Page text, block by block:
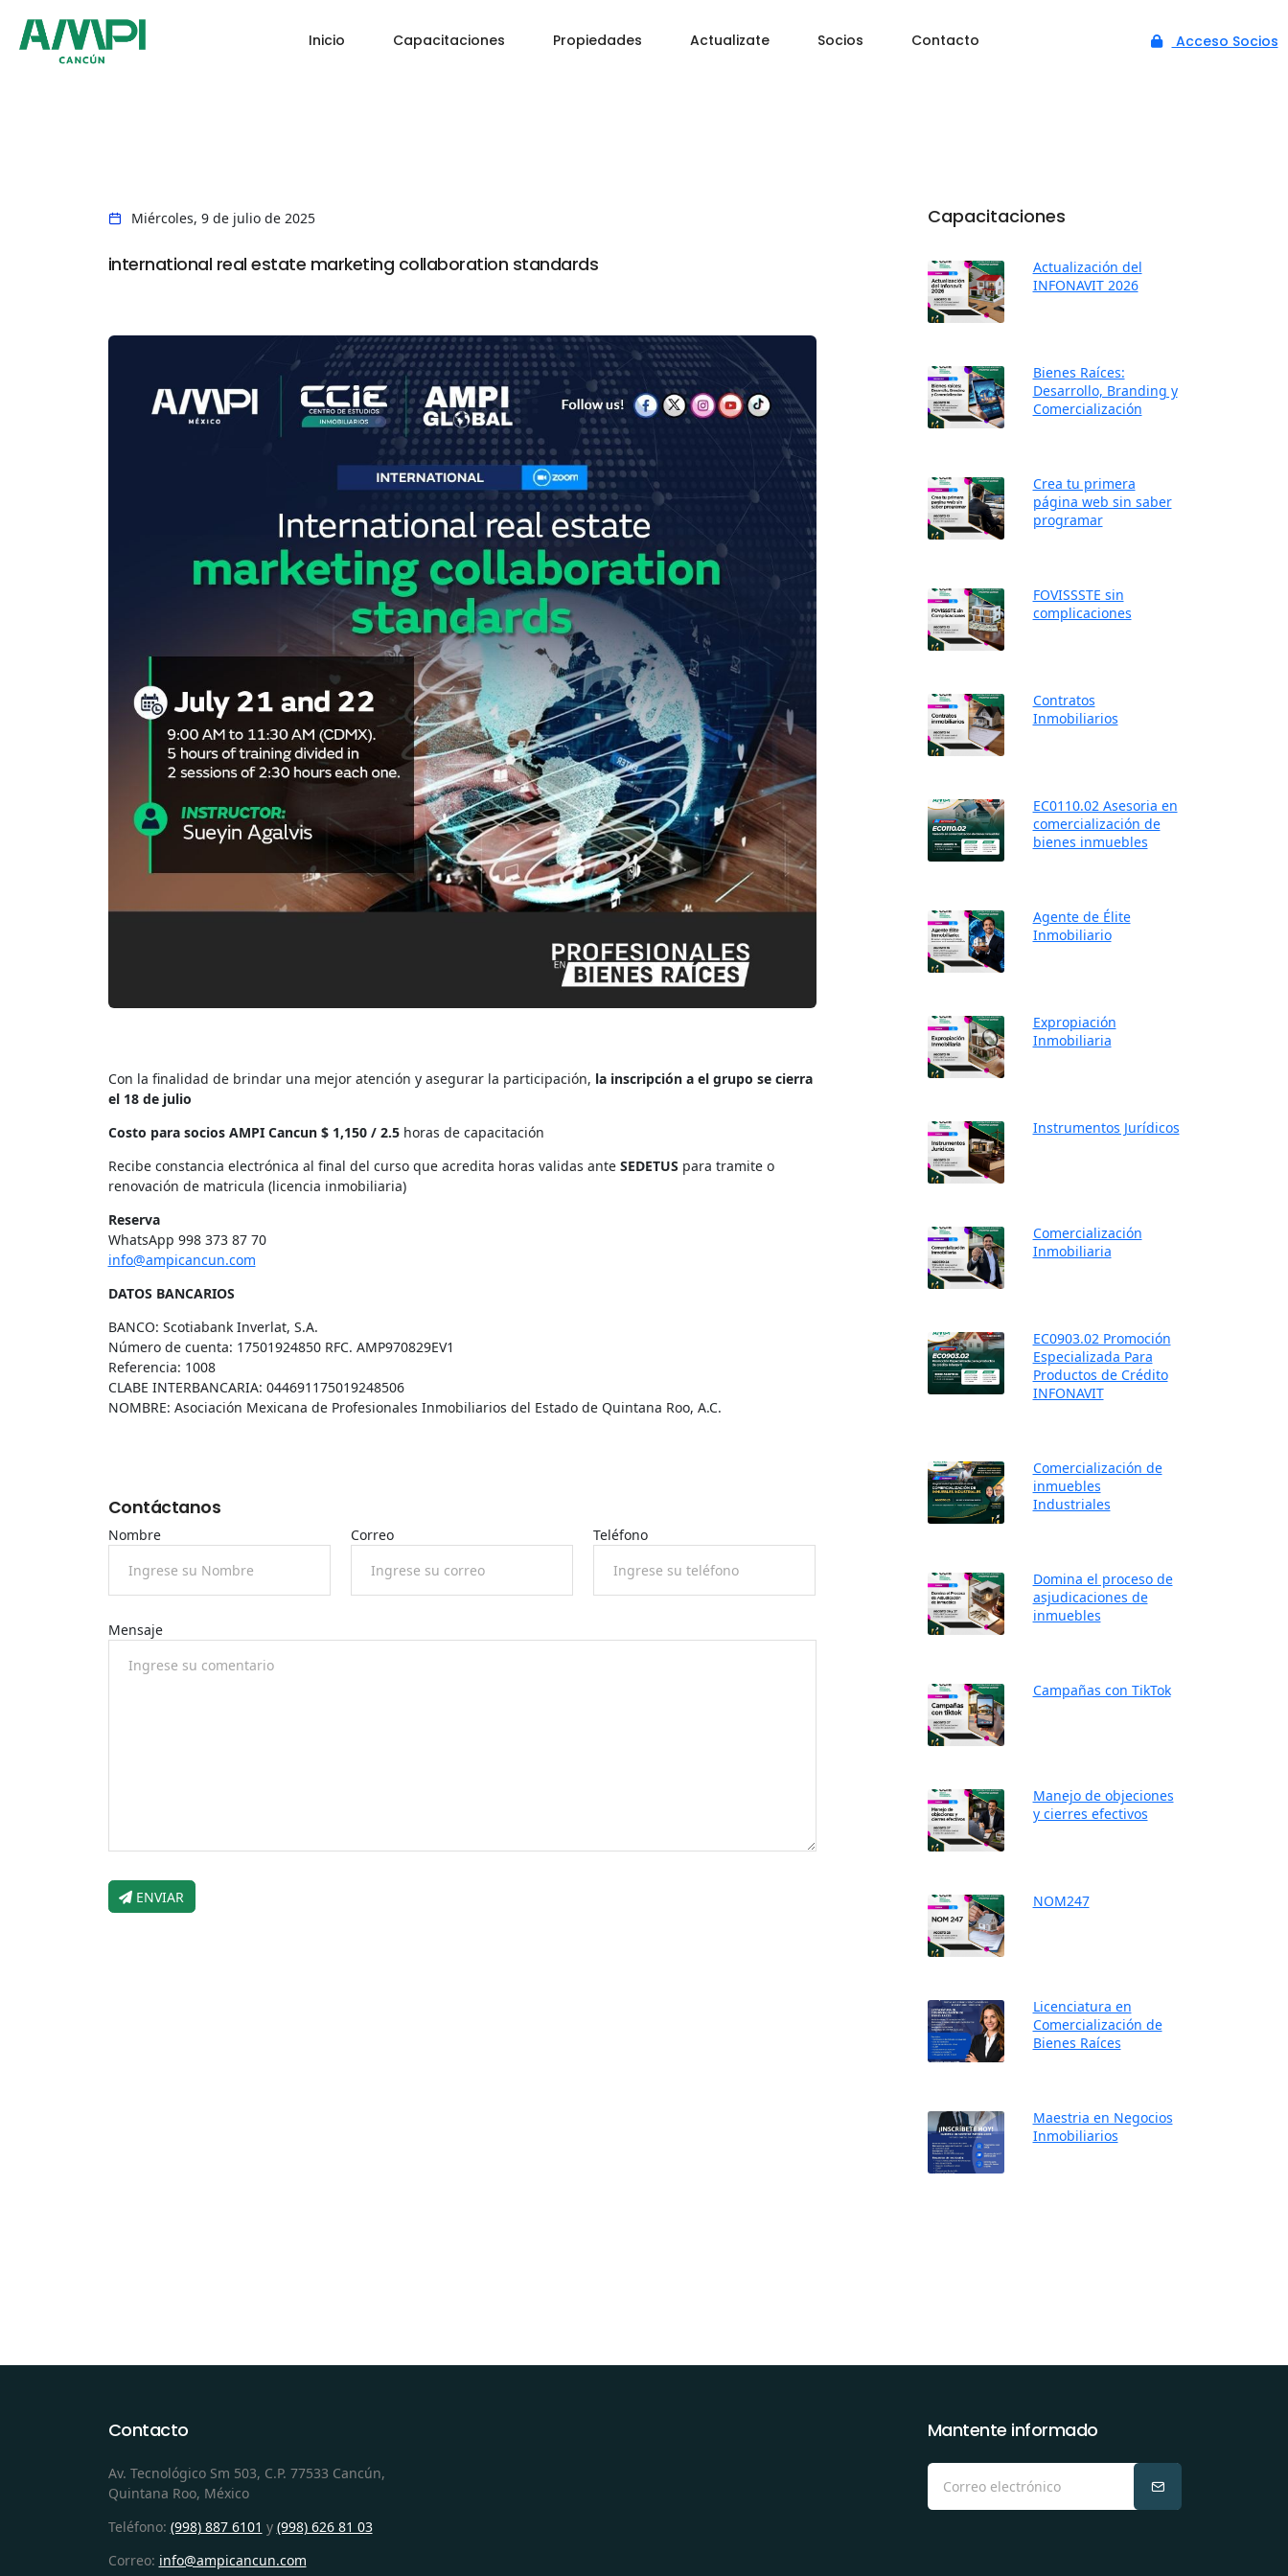
Inicio Capacitaciones Propiedades Actualizate Socios Contacto Acceso Socios
Miércoles, 9 de julio de 2025
international real estate marketing collaboration standards
Con la finalidad de brindar una mejor atención y asegurar la participación, la inscripción a el grupo se cierra
el 18 de julio
Costo para socios AMPI Cancun $ 1,150 / 2.5 horas de capacitación
Recibe constancia electrónica al final del curso que acredita horas validas ante SEDETUS para tramite o
renovación de matricula (licencia inmobiliaria)
Reserva
WhatsApp 998 373 87 70
info@ampicancun.com
DATOS BANCARIOS
BANCO: Scotiabank Inverlat, S.A.
Número de cuenta: 17501924850 RFC. AMP970829EV1
Referencia: 1008
CLABE INTERBANCARIA: 044691175019248506
NOMBRE: Asociación Mexicana de Profesionales Inmobiliarios del Estado de Quintana Roo, A.C.
Contáctanos
Nombre Correo Teléfono
Mensaje
ENVIAR
Capacitaciones
Actualización del
INFONAVIT 2026
Bienes Raíces:
Desarrollo, Branding y
Comercialización
Crea tu primera
página web sin saber
programar
FOVISSSTE sin
complicaciones
Contratos
Inmobiliarios
EC0110.02 Asesoria en
comercialización de
bienes inmuebles
Agente de Élite
Inmobiliario
Expropiación
Inmobiliaria
Instrumentos Jurídicos
Comercialización
Inmobiliaria
EC0903.02 Promoción
Especializada Para
Productos de Crédito
INFONAVIT
Comercialización de
inmuebles
Industriales
Domina el proceso de
asjudicaciones de
inmuebles
Campañas con TikTok
Manejo de objeciones
y cierres efectivos
NOM247
Licenciatura en
Comercialización de
Bienes Raíces
Maestria en Negocios
Inmobiliarios
Contacto
Av. Tecnológico Sm 503, C.P. 77533 Cancún,
Quintana Roo, México
Teléfono: (998) 887 6101 y (998) 626 81 03
Correo: info@ampicancun.com
Mantente informado